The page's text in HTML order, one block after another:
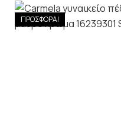
ΠΡΟΣΦΟΡΑ!